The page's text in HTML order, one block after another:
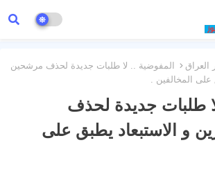
العراق
المفوضية .. لا طلبات جديدة لحذف مرشحين
على المخالفين .
طلبات جديدة لحذف
و الاستبعاد يطبق على